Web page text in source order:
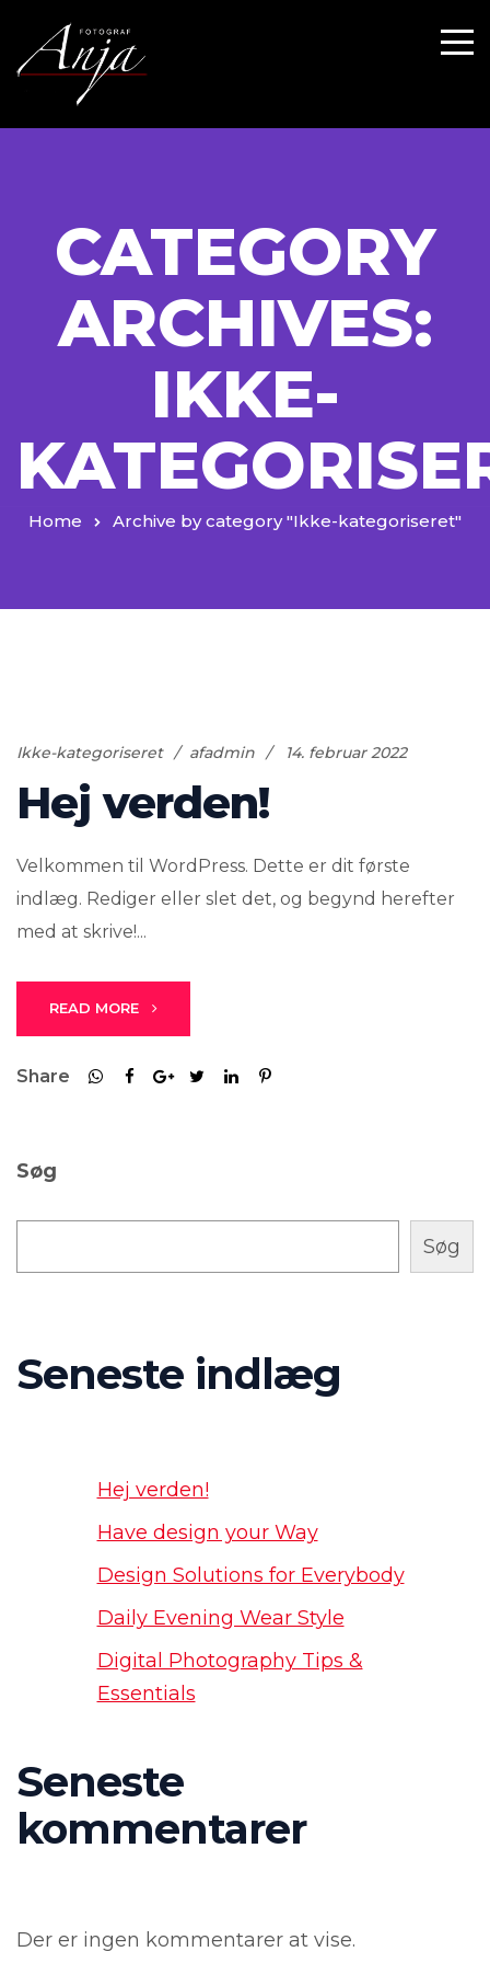
CATEGORY
ARCHIVES:
IKKE-
Home Archive by category "Ikke-kategoriseret"
Ikke-kategoriseret afadmin 14. februar 2022
Hej verden!
Velkommen til WordPress. Dette er dit første
indlæg. Rediger eller slet det, og begynd herefter
med at skrive!...
READ MORE
Share
Søg
Søg
Seneste indlæg
Hej verden!
Have design your Way
Design Solutions for Everybody
Daily Evening Wear Style
Digital Photography Tips &
Essentials
Seneste
kommentarer
Der er ingen kommentarer at vise.